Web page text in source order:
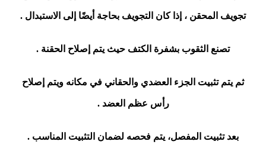
تجويف المحقن ، إذا كان التجويف بحاجة أيضًا إلى الاستبدال .
تصنع الثقوب بشفرة الكتف حيث يتم إصلاح الحقنة .
ثم يتم تثبيت الجزء العضدي والحقاني في مكانه ويتم إصلاح
رأس عظم العضد .
بعد تثبيت المفصل، يتم فحصه لضمان التثبيت المناسب .